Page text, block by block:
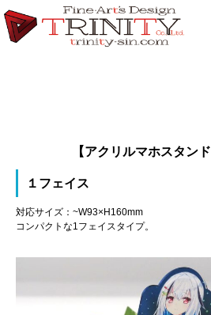
【アクリルマホスタン
１フェイス
対応サイズ：~W93×H160mm
コンパクトな1フェイスタイプ。